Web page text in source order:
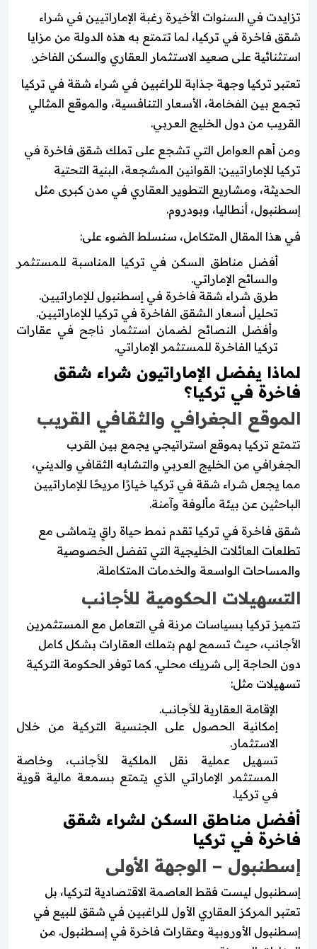
تزايدت في السنوات الأخيرة رغبة الإماراتيين في شراء
شقق فاخرة في تركيا، لما تتمتع به هذه الدولة من مزايا
استثنائية على صعيد الاستثمار العقاري والسكن الفاخر.
تعتبر تركيا وجهة جذابة للراغبين في شراء شقة في تركيا
تجمع بين الفخامة، الأسعار التنافسية، والموقع المثالي
القريب من دول الخليج العربي.
ومن أهم العوامل التي تشجع على تملك شقق فاخرة في
تركيا للإماراتيين: القوانين المشجعة، البنية التحتية
الحديثة، ومشاريع التطوير العقاري في مدن كبرى مثل
إسطنبول، أنطاليا، وبودروم.
في هذا المقال المتكامل، سنسلط الضوء على:
أفضل مناطق السكن في تركيا المناسبة للمستثمر
والسائح الإماراتي.
طرق شراء شقة فاخرة في إسطنبول للإماراتيين.
تحليل أسعار الشقق الفاخرة في تركيا للإماراتيين.
وأفضل النصائح لضمان استثمار ناجح في عقارات
تركيا الفاخرة للمستثمر الإماراتي.
لماذا يفضل الإماراتيون شراء شقق
فاخرة في تركيا؟
الموقع الجغرافي والثقافي القريب
تتمتع تركيا بموقع استراتيجي يجمع بين القرب
الجغرافي من الخليج العربي والتشابه الثقافي والديني،
مما يجعل شراء شقة في تركيا خيارًا مريحًا للإماراتيين
الباحثين عن بيئة مألوفة وآمنة.
شقق فاخرة في تركيا تقدم نمط حياة راقٍ يتماشى مع
تطلعات العائلات الخليجية التي تفضل الخصوصية
والمساحات الواسعة والخدمات المتكاملة.
التسهيلات الحكومية للأجانب
تتميز تركيا بسياسات مرنة في التعامل مع المستثمرين
الأجانب، حيث تسمح لهم بتملك العقارات بشكل كامل
دون الحاجة إلى شريك محلي. كما توفر الحكومة التركية
تسهيلات مثل:
الإقامة العقارية للأجانب.
إمكانية الحصول على الجنسية التركية من خلال
الاستثمار.
تسهيل عملية نقل الملكية للأجانب، وخاصة
المستثمر الإماراتي الذي يتمتع بسمعة مالية قوية
في تركيا.
أفضل مناطق السكن لشراء شقق
فاخرة في تركيا
إسطنبول – الوجهة الأولى
إسطنبول ليست فقط العاصمة الاقتصادية لتركيا، بل
تعتبر المركز العقاري الأول للراغبين في شقق للبيع في
إسطنبول الأوروبية وعقارات فاخرة في إسطنبول. من